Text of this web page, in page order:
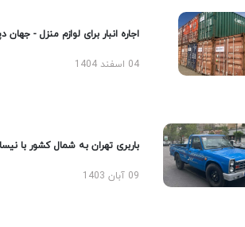
اجاره انبار برای لوازم منزل - جهان دپو
04 اسفند 1404
باربری تهران به شمال کشور با نیسان
09 آبان 1403